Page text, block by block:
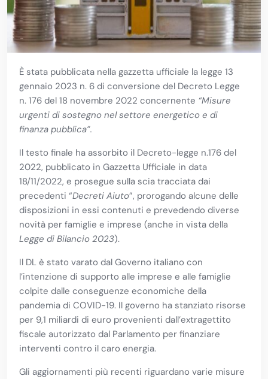
È stata pubblicata nella gazzetta ufficiale la legge 13
gennaio 2023 n. 6 di conversione del Decreto Legge
n. 176 del 18 novembre 2022 concernente “Misure
urgenti di sostegno nel settore energetico e di
finanza pubblica”.
Il testo finale ha assorbito il Decreto-legge n.176 del
2022, pubblicato in Gazzetta Ufficiale in data
18/11/2022, e prosegue sulla scia tracciata dai
precedenti “Decreti Aiuto”, prorogando alcune delle
disposizioni in essi contenuti e prevedendo diverse
novità per famiglie e imprese (anche in vista della
Legge di Bilancio 2023).
Il DL è stato varato dal Governo italiano con
l’intenzione di supporto alle imprese e alle famiglie
colpite dalle conseguenze economiche della
pandemia di COVID-19. Il governo ha stanziato risorse
per 9,1 miliardi di euro provenienti dall’extragettito
fiscale autorizzato dal Parlamento per finanziare
interventi contro il caro energia.
Gli aggiornamenti più recenti riguardano varie misure